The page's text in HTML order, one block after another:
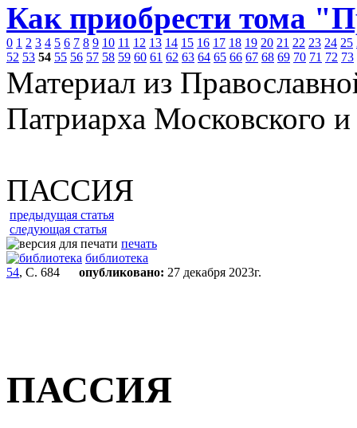
Как приобрести тома
0 1 2 3 4 5 6 7 8 9 10 11 12 13 14 15 16 17 18 19 20 21 22 23 24 25
52 53 54 55 56 57 58 59 60 61 62 63 64 65 66 67 68 69 70 71 72 73
Материал из
Патриарха Московского
ПАССИЯ
предыдущая статья
следующая статья
печать
библиотека
54, С. 684 опубликовано: 27 декабря 2023г.
ПАССИЯ